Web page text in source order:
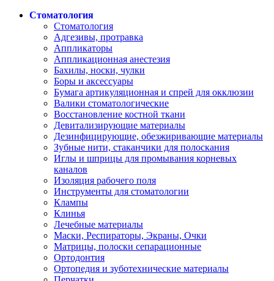
Стоматология
Стоматология
Адгезивы, протравка
Аппликаторы
Аппликационная анестезия
Бахилы, носки, чулки
Боры и аксессуары
Бумага артикуляционная и спрей для окклюзии
Валики стоматологические
Восстановление костной ткани
Девитализирующие материалы
Дезинфицирующие, обезжиривающие материалы
Зубные нити, стаканчики для полоскания
Иглы и шприцы для промывания корневых
каналов
Изоляция рабочего поля
Инструменты для стоматологии
Клампы
Клинья
Лечебные материалы
Маски, Респираторы, Экраны, Очки
Матрицы, полоски сепарационные
Ортодонтия
Ортопедия и зуботехнические материалы